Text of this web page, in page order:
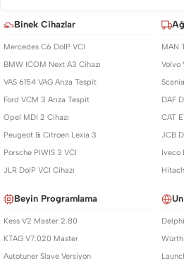
Binek Cihazlar
Mercedes C6 DoIP VCI
BMW ICOM Next A3 Cihazı
VAS 6154 VAG Arıza Tespit
Ford VCM 3 Arıza Tespit
Opel MDI 2 Cihazı
Peugeot & Citroen Lexia 3
Porsche PIWIS 3 VCI
JLR DoIP VCI Cihazı
MAN
Volvo
DAF
CAT
JCB
Iveco
Beyin Programlama
Kess V2 Master 2.80
KTAG V7.020 Master
Autotuner Slave Versiyon